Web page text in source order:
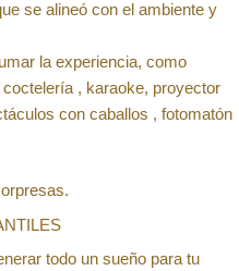
se alineó con el ambiente y
la experiencia, como
, karaoke, proyector
con caballos , fotomatón
todo un sueño para tu